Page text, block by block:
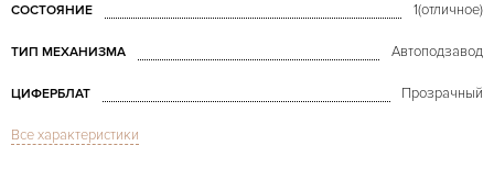
СОСТОЯНИЕ 1(отличное)
ТИП МЕХАНИЗМА Автоподзавод
ЦИФЕРБЛАТ Прозрачный
СТЕКЛО
Все характеристики